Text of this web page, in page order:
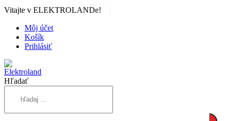
Vitajte v ELEKTROLANDe!
Môj účet
Košík
Prihlásiť
Hľadať